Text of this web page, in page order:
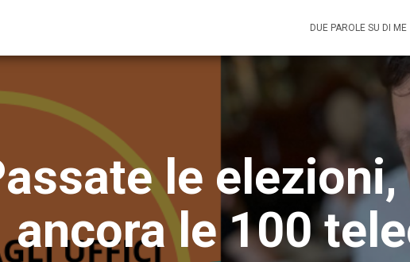
DUE PAROLE SU DI ME
le
ancora le 100